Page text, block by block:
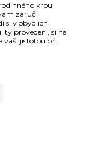
krbu
zaručí
si v obydlích
provedení, silné
vaší jistotou při